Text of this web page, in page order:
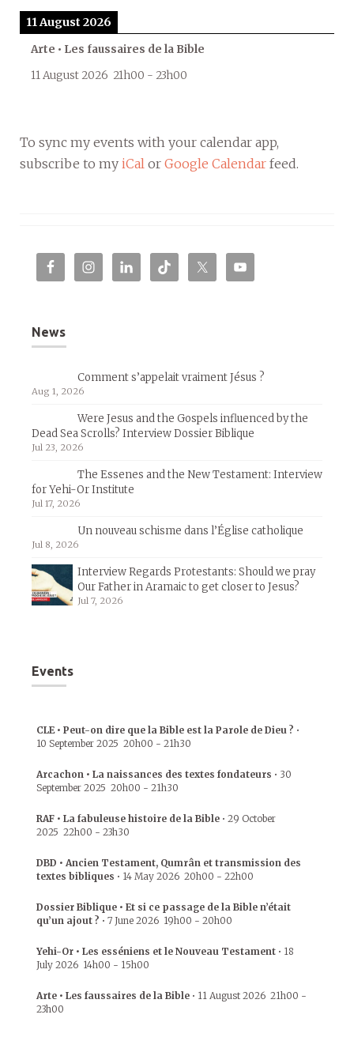
11 August 2026
Arte • Les faussaires de la Bible
11 August 2026 21h00 - 23h00
To sync my events with your calendar app,
subscribe to my iCal or Google Calendar feed.
News
Comment s’appelait vraiment Jésus ?
Aug 1, 2026
Were Jesus and the Gospels influenced by the
Dead Sea Scrolls? Interview Dossier Biblique
Jul 23, 2026
The Essenes and the New Testament: Interview
for Yehi-Or Institute
Jul 17, 2026
Un nouveau schisme dans l’Église catholique
Jul 8, 2026
Interview Regards Protestants: Should we pray
Our Father in Aramaic to get closer to Jesus?
Jul 7, 2026
Events
CLE • Peut-on dire que la Bible est la Parole de Dieu ? •
10 September 2025 20h00 - 21h30
Arcachon • La naissances des textes fondateurs • 30
September 2025 20h00 - 21h30
RAF • La fabuleuse histoire de la Bible • 29 October
2025 22h00 - 23h30
DBD • Ancien Testament, Qumrân et transmission des
textes bibliques • 14 May 2026 20h00 - 22h00
Dossier Biblique • Et si ce passage de la Bible n’était
qu’un ajout ? • 7 June 2026 19h00 - 20h00
Yehi-Or • Les esséniens et le Nouveau Testament • 18
July 2026 14h00 - 15h00
Arte • Les faussaires de la Bible • 11 August 2026 21h00 -
23h00